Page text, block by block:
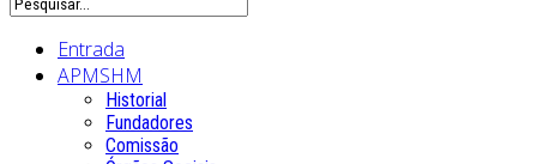
Entrada
APMSHM
Historial
Fundadores
Comissão